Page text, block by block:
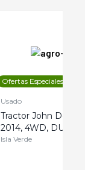
Ofertas Especiales
Usado
Tractor John Deere
2014, 4WD, DUAL
Isla Verde